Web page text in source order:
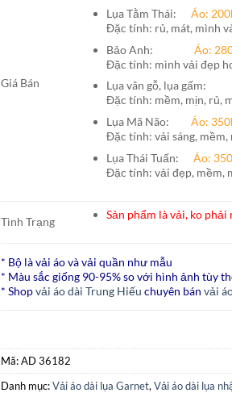
Giá Bán
Lụa Tằm Thái: Áo:
Đặc tính: rủ, mát, mình
Bảo Anh: Áo:
Đặc tính: mình vải đẹp
Lụa vân gỗ, lụa gấm:
Đặc tính: mềm, mịn, rủ,
Lụa Mã Não: Áo:
Đặc tính: vải sáng, mềm,
Lụa Thái Tuấn: Áo:
Đặc tính: vải đẹp, mềm,
Tình Trạng
Sản phẩm là vải, ko phải
* Bộ là vải áo và vải quần như mẫu
* Màu sắc giống 90-95% so với hình ảnh tùy
* Shopvải áo dài Trung Hiếu chuyên bán vải
Mã:AD 36182
Danh mục:Vải áo dài lụa Garnet, Vải áo dài lụa